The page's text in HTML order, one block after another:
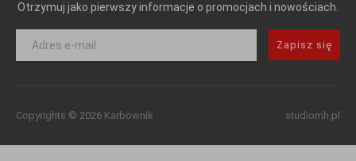
Otrzymuj jako pierwszy informacje o promocjach i nowościach.
Zapisz się
Copyrights © 2026 Karbownik studiomh.pl